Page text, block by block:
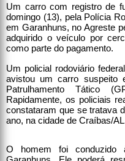
Um carro com registro de
domingo (13), pela Polícia
em Garanhuns, no Agreste
adquirido o veículo por
como parte do pagamento.
Um policial rodoviário
avistou um carro suspeito
Patrulhamento Tático
Rapidamente, os policiais
constataram que se tratava
ano, na cidade de Craíbas/
O homem foi conduzido